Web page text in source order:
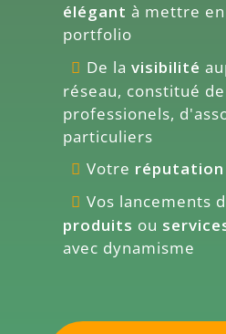
élégant à mettre
portfolio
De lavisibilité
réseau, constitué
professionels,
particuliers
Votre réputation
Vos lancements
produits ou
avec dynamisme